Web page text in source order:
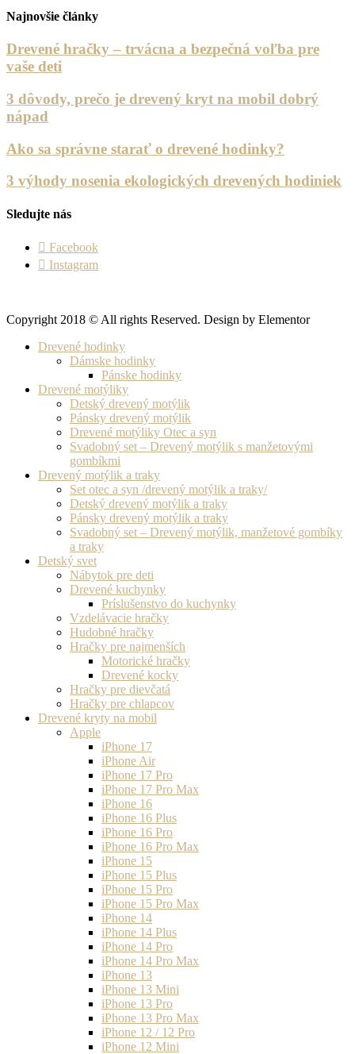
Najnovšie články
Drevené hračky – trvácna a bezpečná voľba pre
vaše deti
3 dôvody, prečo je drevený kryt na mobil dobrý
nápad
Ako sa správne starať o drevené hodinky?
3 výhody nosenia ekologických drevených hodiniek
Sledujte nás
Facebook
Instagram
Copyright 2018 © All rights Reserved. Design by Elementor
Drevené hodinky
Dámske hodinky
Pánske hodinky
Drevené motýliky
Detský drevený motýlik
Pánsky drevený motýlik
Drevené motýliky Otec a syn
Svadobný set – Drevený motýlik s manžetovými
gombíkmi
Drevený motýlik a traky
Set otec a syn /drevený motýlik a traky/
Detský drevený motýlik a traky
Pánsky drevený motýlik a traky
Svadobný set – Drevený motýlik, manžetové gombíky
a traky
Detský svet
Nábytok pre deti
Drevené kuchynky
Príslušenstvo do kuchynky
Vzdelávacie hračky
Hudobné hračky
Hračky pre najmenších
Motorické hračky
Drevené kocky
Hračky pre dievčatá
Hračky pre chlapcov
Drevené kryty na mobil
Apple
iPhone 17
iPhone Air
iPhone 17 Pro
iPhone 17 Pro Max
iPhone 16
iPhone 16 Plus
iPhone 16 Pro
iPhone 16 Pro Max
iPhone 15
iPhone 15 Plus
iPhone 15 Pro
iPhone 15 Pro Max
iPhone 14
iPhone 14 Plus
iPhone 14 Pro
iPhone 14 Pro Max
iPhone 13
iPhone 13 Mini
iPhone 13 Pro
iPhone 13 Pro Max
iPhone 12 / 12 Pro
iPhone 12 Mini